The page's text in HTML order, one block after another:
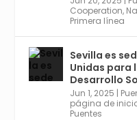
industrializar
construcción.
internacional
https://
2
Cooperation,
Primera línea
Sevilla es
Unidas para
Desarrollo
Jun 1, 2025 |
página de
Puentes